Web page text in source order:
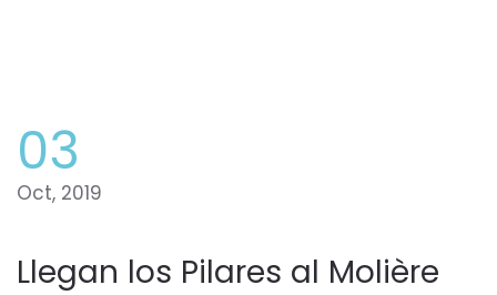
03
Oct, 2019
Llegan los Pilares al Molière